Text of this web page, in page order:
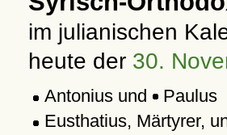
im julianischen
heute der 30.
Antonius und Paulus
Eusthatius, Märtyrer,